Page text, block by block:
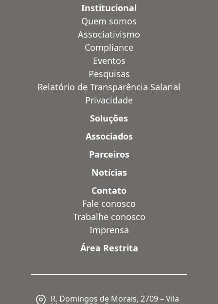
Institucional
Quem somos
Associativismo
Compliance
Eventos
Pesquisas
Relatório de Transparência Salarial
Privacidade
Soluções
Associados
Parceiros
Notícias
Contato
Fale conosco
Trabalhe conosco
Imprensa
Área Restrita
R. Domingos de Morais, 2709 – Vila